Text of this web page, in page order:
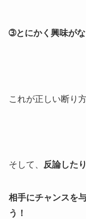
➂とにかく興味が
これが正しい断り方
そして、 反論した
相手にチャンスを
う！